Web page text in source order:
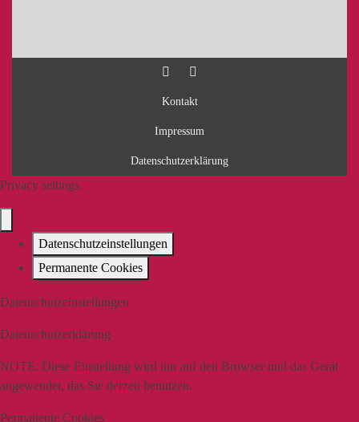
Kontakt
Impressum
Datenschutzerklärung
Privacy settings
Datenschutzeinstellungen
Permanente Cookies
Datenschutzeinstellungen
Datenschutzerklärung
NOTE: Diese Einstellung wird nur auf den Browser und das Gerät
angewendet, das Sie derzeit benutzen.
Permanente Cookies